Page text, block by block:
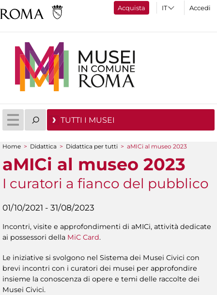
Acquista Accedi
TUTTI I MUSEI
Tu sei qui
Home > Didattica > Didattica per tutti > aMICi al museo 2023
aMICi al museo 2023
I curatori a fianco del pubblico
01/10/2021 - 31/08/2023
Incontri, visite e approfondimenti di aMICi, attività dedicate
ai possessori della MiC Card.
Le iniziative si svolgono nel Sistema dei Musei Civici con
brevi incontri con i curatori dei musei per approfondire
insieme la conoscenza di opere e temi delle raccolte dei
Musei Civici.